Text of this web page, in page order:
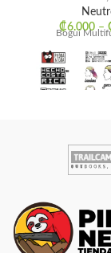
₡6.000 –
Bogui